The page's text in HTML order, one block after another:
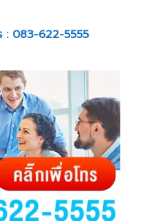
: 083-622-5555